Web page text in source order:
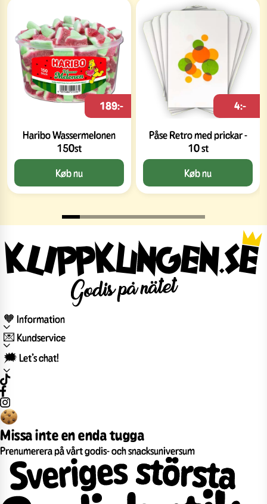
Haribo Wassermelonen
150st
189:-
Køb nu
Påse Retro med prickar -
10 st
4:-
Køb nu
🧡 Information
💌 Kundservice
🗯️ Let’s chat!
Missa inte en enda tugga
Prenumerera på vårt godis- och snacksuniversum